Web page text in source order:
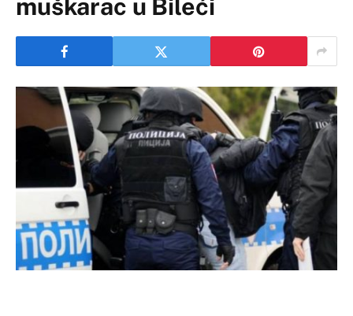
muškarac u Bileći